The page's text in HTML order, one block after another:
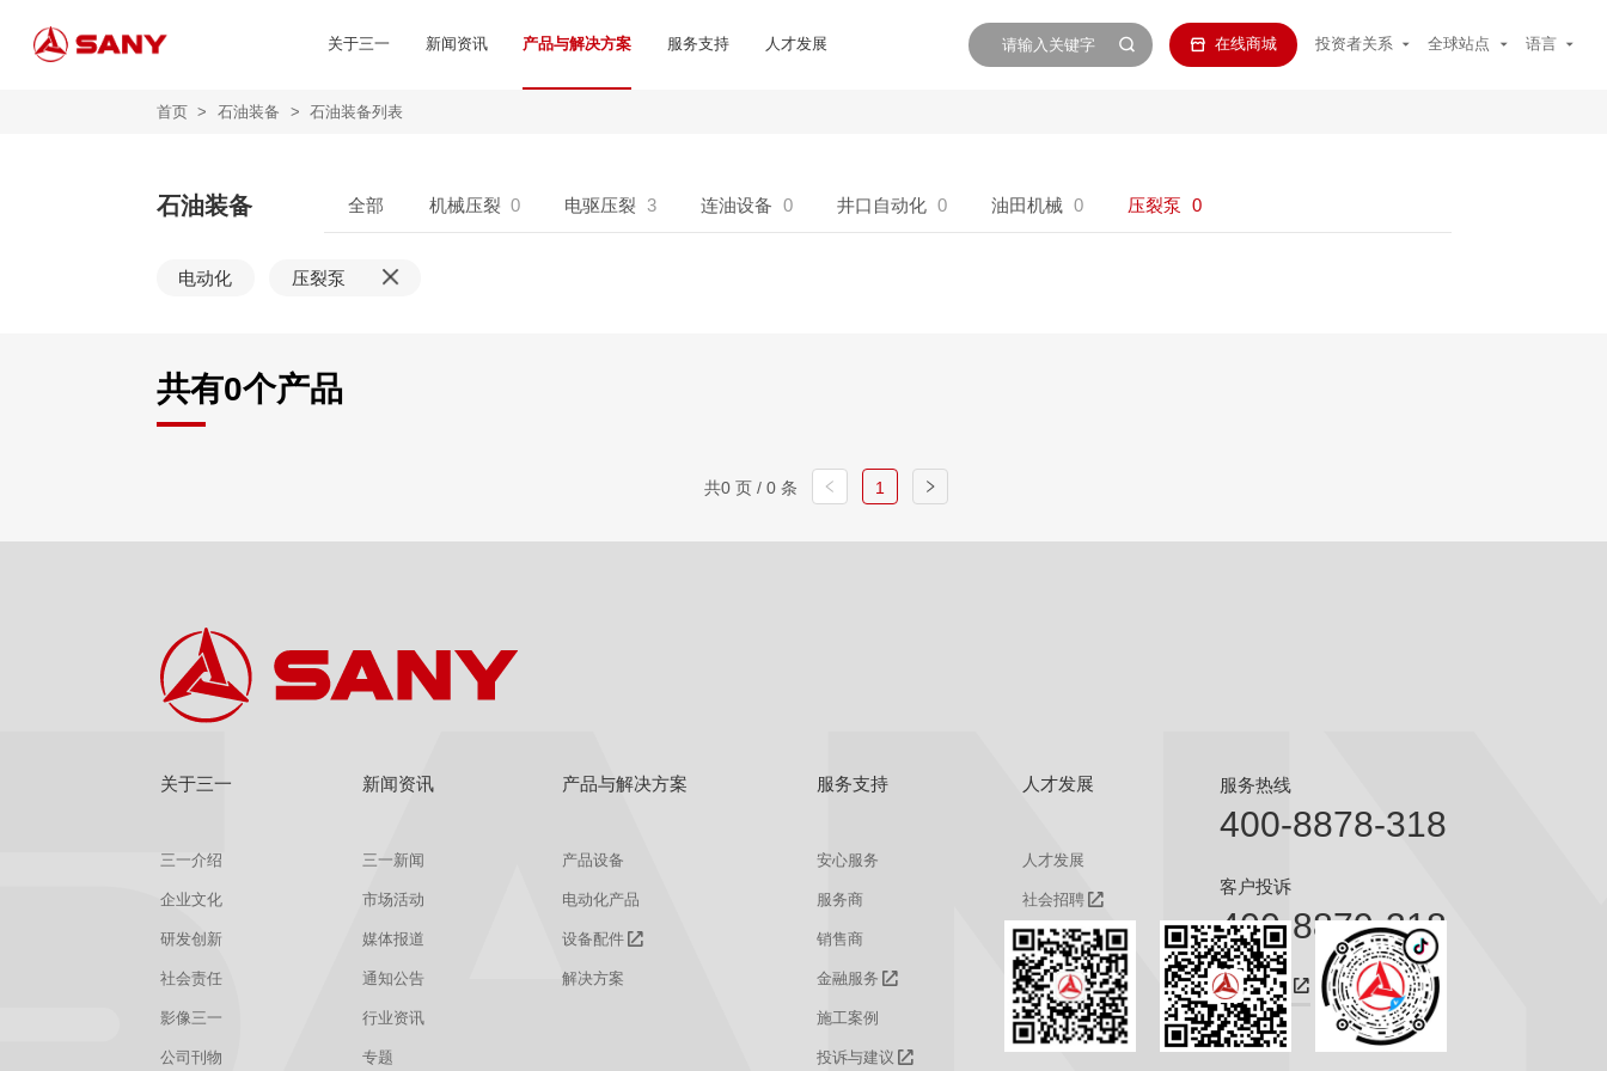
关于三一 新闻资讯 产品与解决方案 服务支持 人才发展 在线商城 投资者关系 全球站点 语言
首页 > 石油装备 > 石油装备列表
石油装备 全部 机械压裂 0 电驱压裂 3 连油设备 0 井口自动化 0 油田机械 0 压裂泵 0
电动化 压裂泵
共有0个产品
共0 页 / 0 条 1
关于三一
三一介绍
企业文化
研发创新
社会责任
影像三一
公司刊物
新闻资讯
三一新闻
市场活动
媒体报道
通知公告
行业资讯
专题
产品与解决方案
产品设备
电动化产品
设备配件
解决方案
服务支持
安心服务
服务商
销售商
金融服务
施工案例
投诉与建议
人才发展
人才发展
社会招聘
校园招聘
服务热线
400-8878-318
客户投诉
400-8879-318
咨询热线